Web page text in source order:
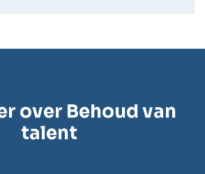
over Behoud van
talent